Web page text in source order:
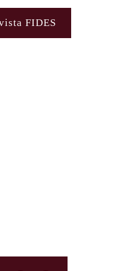
FIDES